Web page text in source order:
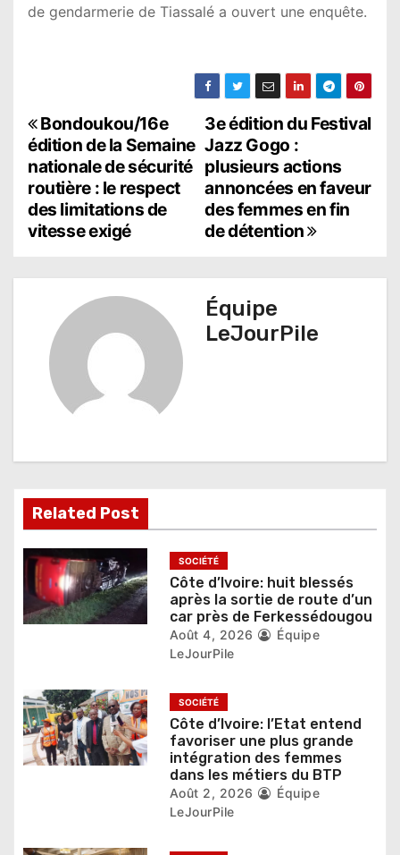
de gendarmerie de Tiassalé a ouvert une enquête.
N
a
v
i
d
e
l
a
i
c
l
3e édition du Festival
Jazz Gogo :
plusieurs actions
annoncées en faveur
des femmes en fin
de détention
Bondoukou/16e
édition de la Semaine
nationale de sécurité
routière : le respect
des limitations de
vitesse exigé
Équipe
LeJourPile
Related Post
SOCIÉTÉ
Côte d’Ivoire: huit blessés
après la sortie de route d’un
car près de Ferkessédougou
Août 4, 2026
Équipe
LeJourPile
SOCIÉTÉ
Côte d’Ivoire: l’Etat entend
favoriser une plus grande
intégration des femmes
dans les métiers du BTP
Août 2, 2026
Équipe
LeJourPile